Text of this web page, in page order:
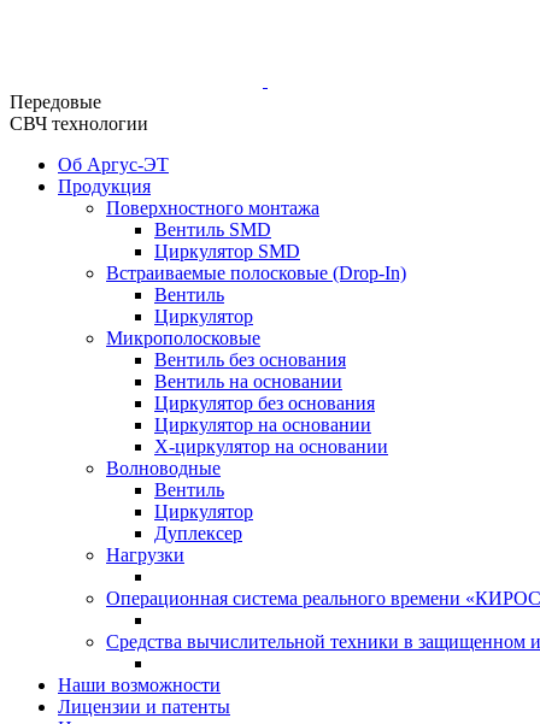
Передовые
СВЧ технологии
Об Аргус-ЭТ
Продукция
Поверхностного монтажа
Вентиль SMD
Циркулятор SMD
Встраиваемые полосковые (Drop-In)
Вентиль
Циркулятор
Микрополосковые
Вентиль без основания
Вентиль на основании
Циркулятор без основания
Циркулятор на основании
Х-циркулятор на основании
Волноводные
Вентиль
Циркулятор
Дуплексер
Нагрузки
Операционная система реального времени
Средства вычислительной техники в защищенном
Наши возможности
Лицензии и патенты